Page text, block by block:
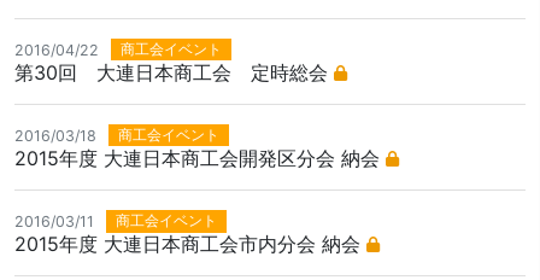
2016/04/22 商工会イベント
第30回 大連日本商工会 定時総会
2016/03/18 商工会イベント
2015年度 大連日本商工会開発区分会 納会
2016/03/11 商工会イベント
2015年度 大連日本商工会市内分会 納会